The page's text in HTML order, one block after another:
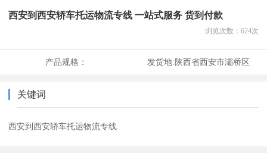
西安到西安轿车托运物流专线 一站式服务 货到付款
浏览次数： 624次
产品规格： 发货地:陕西省西安市灞桥区
关键词
西安到西安轿车托运物流专线